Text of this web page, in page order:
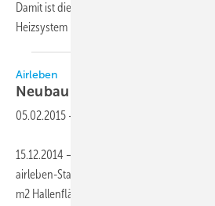
Damit ist die Wärmepumpe nach wie vor
Heizsystem in
Airleben
Neubau am Standort Leipzig
05.02.2015 -
15.12.2014 – Der Neubau der Produktions-
airleben-Standort Leipzig ist fertiggestellt.
m2 Hallenfläche zur Verfügung, davon je 1